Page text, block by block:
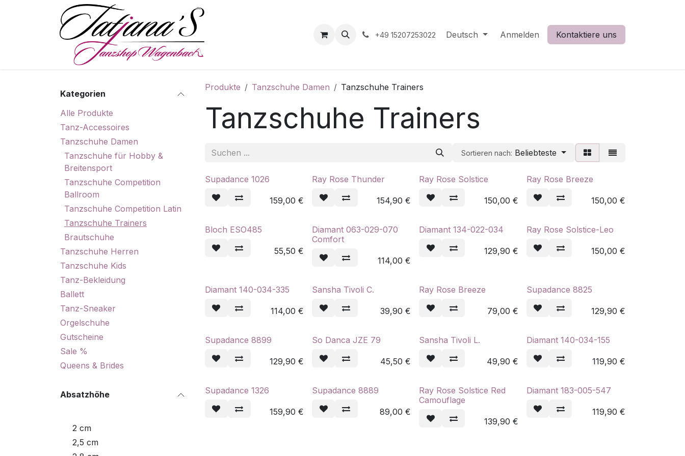
Zum Inhalt springen
Hilfe Termin +49 15207253022 Deutsch Anmelden Kontaktiere uns
Kategorien
Alle Produkte
Tanz-Accessoires
Tanzschuhe Damen
Tanzschuhe für Hobby &
Breitensport
Tanzschuhe Competition
Ballroom
Tanzschuhe Competition Latin
Tanzschuhe Trainers
Brautschuhe
Tanzschuhe Herren
Tanzschuhe Kids
Tanz-Bekleidung
Ballett
Tanz-Sneaker
Orgelschuhe
Gutscheine
Sale %
Queens & Brides
Absatzhöhe
2 cm
2,5 cm
Produkte Tanzschuhe Damen Tanzschuhe Trainers
Tanzschuhe Trainers
Sortieren nach: Beliebteste
Supadance 1026
159,00 €
Ray Rose Thunder
154,90 €
Ray Rose Solstice
150,00 €
Ray Rose Breeze
150,00 €
Bloch ESO485
55,50 €
Diamant 063-029-070
Comfort
114,00 €
Diamant 134-022-034
129,90 €
Ray Rose Solstice-Leo
150,00 €
Diamant 140-034-335
114,00 €
Sansha Tivoli C.
39,90 €
Ray Rose Breeze
79,00 €
Supadance 8825
129,90 €
Supadance 8899
129,90 €
So Danca JZE 79
45,50 €
Sansha Tivoli L.
49,90 €
Diamant 140-034-155
119,90 €
Supadance 1326
159,90 €
Supadance 8889
89,00 €
Ray Rose Solstice Red
Camouflage
139,90 €
Diamant 183-005-547
119,90 €